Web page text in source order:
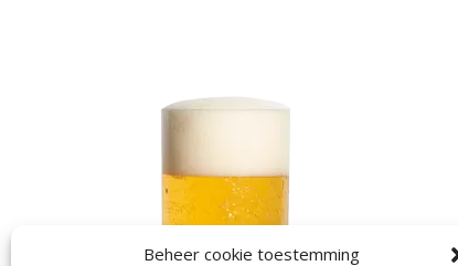
Beheer cookie toestemming